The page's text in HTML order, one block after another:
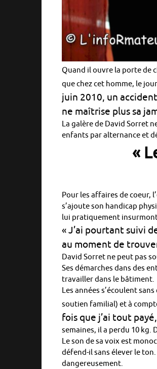
Quand il ouvre la porte de
que chez cet homme, le
juin 2010, un
ne maîtrise plus sa
La galère de David Sorret
enfants par alternance et
«
Pour les affaires de coeur,
s’ajoute son handicap
lui pratiquement
« J’ai pourtant suivi
au moment de
David Sorret ne peut pas
Ses démarches dans des
travailler dans le bâtiment.
Les années s’écoulent
soutien familial) et à
fois que j’ai tout
semaines, il a perdu 10
Le son de sa voix est
défend-il sans élever le
dangereusement.